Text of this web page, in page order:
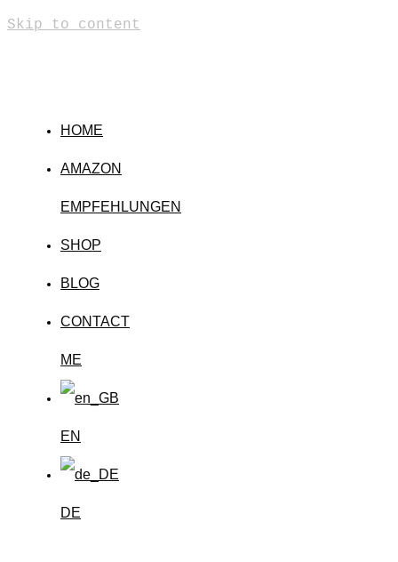
Skip to content
HOME
AMAZON
EMPFEHLUNGEN
SHOP
BLOG
CONTACT
ME
EN
DE